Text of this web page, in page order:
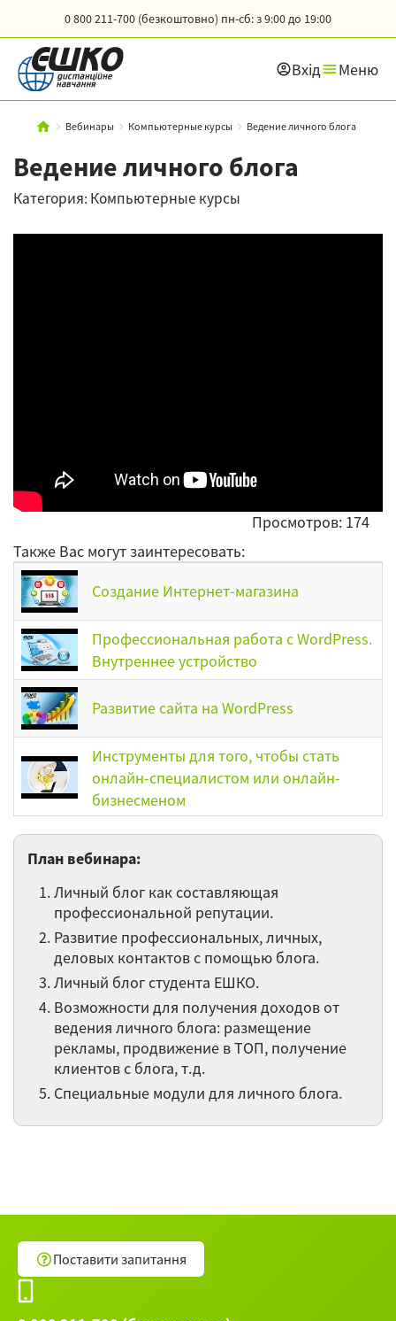
0 800 211-700 (безкоштовно) пн-сб: з 9:00 до 19:00
Вхід Меню
Вебинары Компьютерные курсы Ведение личного блога
Ведение личного блога
Категория: Компьютерные курсы
Просмотров: 174
Также Вас могут заинтересовать:
Создание Интернет-магазина
Профессиональная работа с WordPress.
Внутреннее устройство
Развитие сайта на WordPress
Инструменты для того, чтобы стать
онлайн-специалистом или онлайн-
бизнесменом
Создание своего коммерческого он-
лайн проекта
Работа с аудиторией сайта
Продвижение сайтов и продвижение
товаров через сайт
Создание сайтов с использованием CMS
WordPress
Системы контроля версий. Git
План вебинара:
Личный блог как составляющая
профессиональной репутации.
Развитие профессиональных, личных,
деловых контактов с помощью блога.
Личный блог студента ЕШКО.
Возможности для получения доходов от
ведения личного блога: размещение
рекламы, продвижение в ТОП, получение
клиентов с блога, т.д.
Специальные модули для личного блога.
Поставити запитання